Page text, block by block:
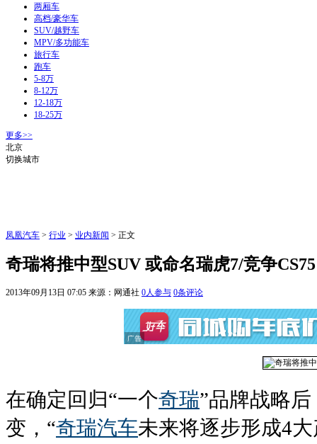
两厢车
高档/豪华车
SUV/越野车
MPV/多功能车
旅行车
跑车
5-8万
8-12万
12-18万
18-25万
更多>>
北京
切换城市
凤凰汽车 > 行业 > 业内新闻 > 正文
奇瑞将推中型SUV 或命名瑞虎7/竞争CS75
2013年09月13日 07:05 来源：网通社 0人参与 0条评论
在确定回归“一个奇瑞”品牌战略
变，“奇瑞汽车未来将逐步形成4